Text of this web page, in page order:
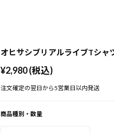
オヒサシブリアルライブTシャ
¥2,980 (税込)
注文確定の翌日から5営業日以内発送
商品種別・数量